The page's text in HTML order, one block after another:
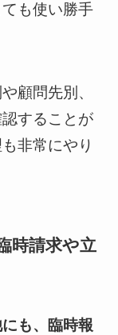
も使い勝手
顧問先別、
することが
非常にやり
時請求や立
も、臨時報